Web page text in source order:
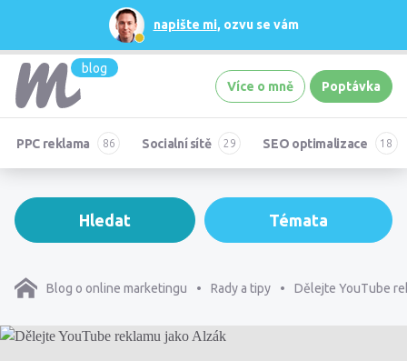
napište mi, ozvu se vám
blog
Více o mně
Poptávka
PPC reklama Socialní sítě SEO optimalizace
Blog o online marketingu Rady a tipy Dělejte YouTube
Hledat Témata